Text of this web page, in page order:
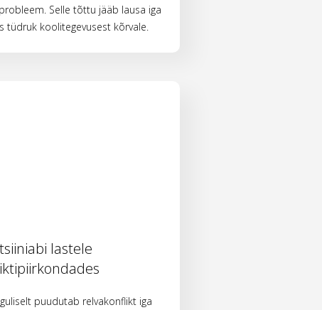
Selle tõttu jääb lausa iga
tüdruk koolitegevusest kõrvale.
lastele
puudutab relvakonflikt iga